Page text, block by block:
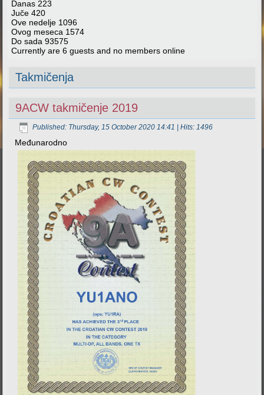
Danas 223
Juče420
Ove nedelje 1096
Ovog meseca 1574
Do sada93575
Currently are 6 guests and no members online
Takmičenja
9ACW takmičenje 2019
Published: Thursday, 15 October 2020 14:41 | Hits: 1496
Međunarodno